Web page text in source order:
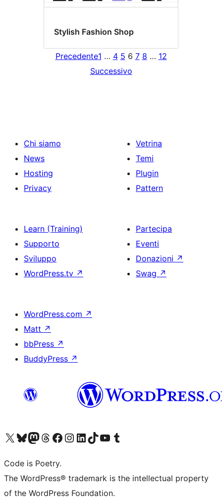
Stylish Fashion Shop
Precedente1 … 4 5 6 7 8 … 12
Successivo
Chi siamo
News
Hosting
Privacy
Vetrina
Temi
Plugin
Pattern
Learn (Training)
Supporto
Sviluppo
WordPress.tv ↗
Partecipa
Eventi
Donazioni ↗
Swag ↗
WordPress.com ↗
Matt ↗
bbPress ↗
BuddyPress ↗
Visita il nostro account X (ex Twitter)
Visita il nostro account Bluesky
Visita il nostro account Mastodon
Visita il nostro account Threads
Visita la nostra pagina Facebook
Visita il nostro account Instagram
Visita il nostro account LinkedIn
Visita il nostro account TikTok
Visita il nostro canale YouTube
Visita il nostro account Tumblr
Code is Poetry.
The WordPress® trademark is the intellectual property
of the WordPress Foundation.